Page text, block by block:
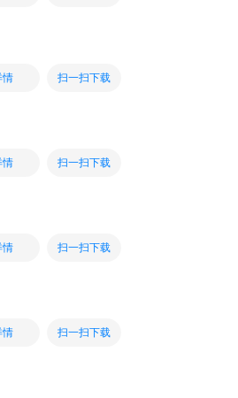
情 扫一扫下载
情 扫一扫下载
情 扫一扫下载
情 扫一扫下载